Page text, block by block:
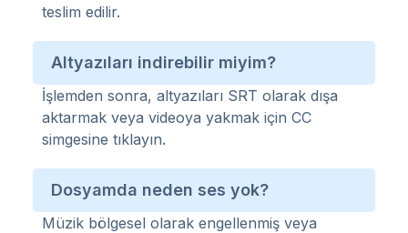
teslim edilir.
Altyazıları indirebilir miyim?
İşlemden sonra, altyazıları SRT olarak dışa
aktarmak veya videoya yakmak için CC
simgesine tıklayın.
Dosyamda neden ses yok?
Müzik bölgesel olarak engellenmiş veya